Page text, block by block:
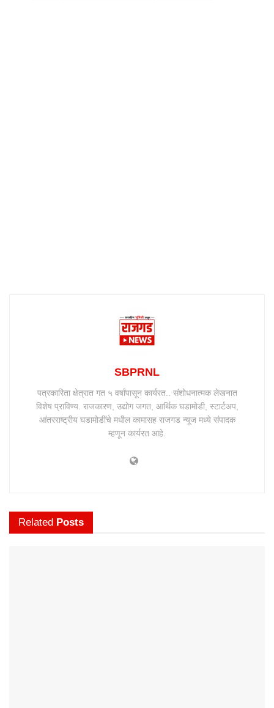
SBPRNL
पत्रकारिता क्षेत्रात गत ५ वर्षांपासून कार्यरत.. संशोधनात्मक लेखनात
विशेष प्राविण्य. राजकारण, उद्योग जगत, आर्थिक घडामोडी, स्टार्टअप,
आंतरराष्ट्रीय घडामोडींचे मधील कामासह राजगड न्यूज मध्ये संपादक
म्हणून कार्यरत आहे.
Related Posts